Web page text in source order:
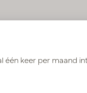
één keer per maand